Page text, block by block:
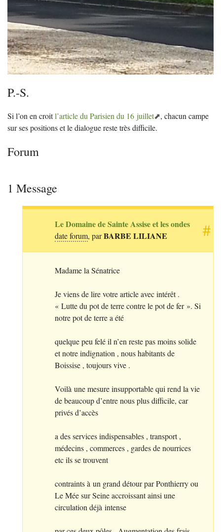
P.-S.
Si l’on en croitl’article du Parisien du 16 juillet
, chacun campe
sur ses positions et le dialogue reste très difficile.
Forum
1 Message
#
Le Domaine de Sainte Assise et les ondes
date forum, parBARBE LILIANE
Madame la Sénatrice
Je viens de lire votre article avec intérêt .
« Lutte du pot de terre contre le pot de fer ». Si
notre pot de terre a été
quelque peu felé il n’en reste pas moins solide
et notre indignation , nous habitants de
Boissise , toujours vive .
Voilà une mesure insupportable qui rend la vie
de beaucoup d’entre nous plus difficile, car
privés d’accès
a des services indispensables , transport ,
médecins , commerces , gardes de nourrices
etc ils se trouvent
contraints à un grand détour par Ponthierry ou
Le Mée sur Seine accroissant ainsi une
circulation déjà intense